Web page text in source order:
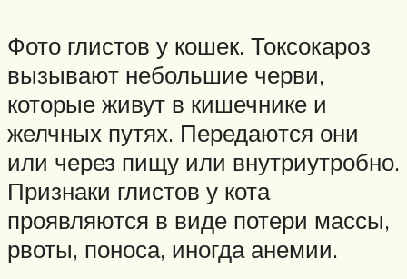
Фото глистов у кошек. Токсокароз
вызывают небольшие черви,
которые живут в кишечнике и
желчных путях. Передаются они
или через пищу или внутриутробно.
Признаки глистов у кота
проявляются в виде потери массы,
рвоты, поноса, иногда анемии.